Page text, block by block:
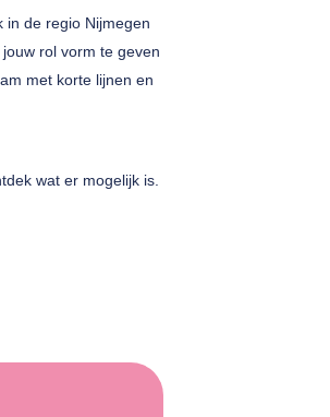
in de regio Nijmegen
rol vorm te geven
met korte lijnen en
wat er mogelijk is.